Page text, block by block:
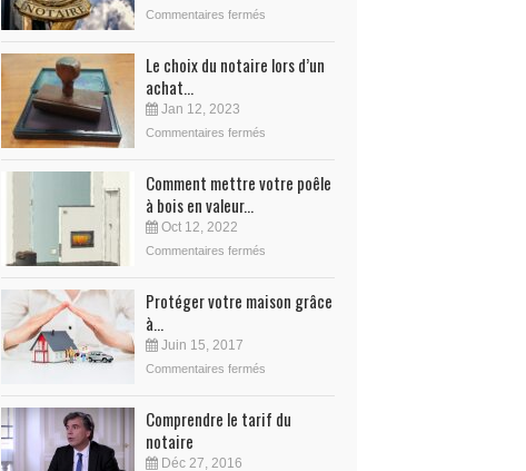
Commentaires fermés
Le choix du notaire lors d’un
achat...
Jan 12, 2023
Commentaires fermés
Comment mettre votre poêle
à bois en valeur...
Oct 12, 2022
Commentaires fermés
Protéger votre maison grâce
à...
Juin 15, 2017
Commentaires fermés
Comprendre le tarif du
notaire
Déc 27, 2016